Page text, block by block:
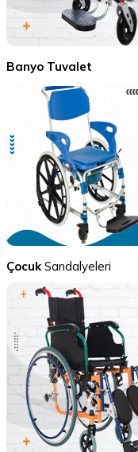
Banyo Tuvalet
ÇocukSandalyeleri